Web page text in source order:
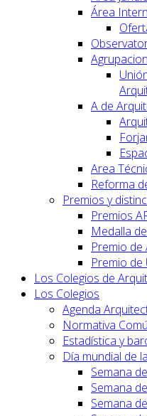
Área
A de
Area
Reforma
Premios y
Premios
Medalla
Premio
Premio de
Los Colegios de
Los Colegios
Agenda
Normativa
Estadística y
Día mundial de
Semana
Semana
Semana